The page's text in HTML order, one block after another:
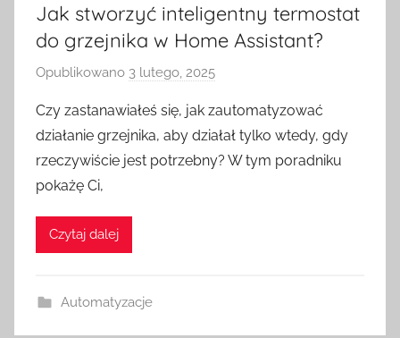
c
h
Jak stworzyć inteligentny termostat
do grzejnika w Home Assistant?
Opublikowano 3 lutego, 2025
z
e
z
Czy zastanawiałeś się, jak zautomatyzować
działanie grzejnika, aby działał tylko wtedy, gdy
rzeczywiście jest potrzebny? W tym poradniku
pokażę Ci,
Czytaj dalej
Automatyzacje